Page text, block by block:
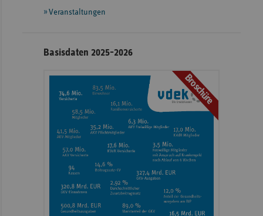
Veranstaltungen
Basisdaten 2025-2026
Broschüre